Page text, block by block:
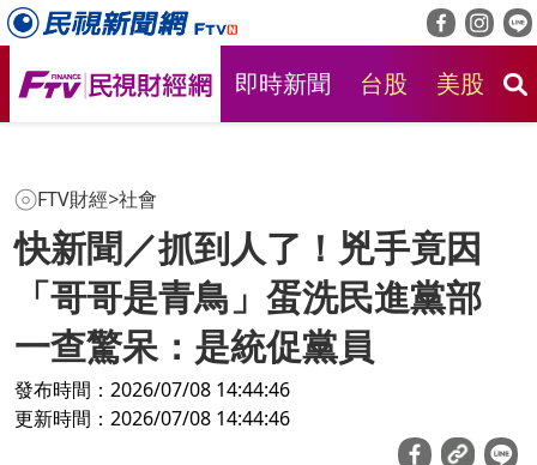
即時新聞 台股 美股
FTV財經>社會
快新聞／抓到人了！兇手竟因
「哥哥是青鳥」蛋洗民進黨部
一查驚呆：是統促黨員
發布時間：2026/07/08 14:44:46
更新時間：2026/07/08 14:44:46